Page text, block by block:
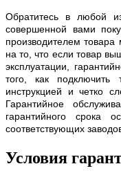
Обратитесь в любой
совершенной вами
производителем
на то, что если товар
эксплуатации,
того, как подключить
инструкцией и четко
Гарантийное
гарантийного срока
соответствующих
Условия